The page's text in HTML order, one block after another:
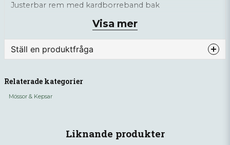
Liknande produkter
Justerbar rem med kardborreband bak
Visa mer
Ställ en produktfråga
Fråga oss något om denna produkten...
Relaterade kategorier
Mössor & Kepsar